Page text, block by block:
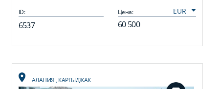
ID:
6537
Цена:
60 500
АЛАНИЯ, КАРГЫДЖАК